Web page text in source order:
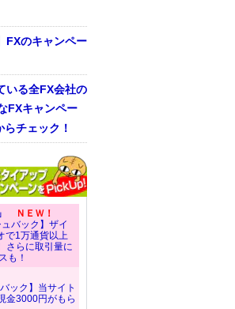
FXのキャンペー
いる全FX会社の
FXキャンペー
チェック！
ＮＥＷ！
バック】ザイ
で1万通貨以上
さらに取引量に
も！
ック】当サイト
金3000円がもら